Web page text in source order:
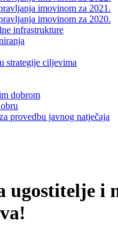
imovinom za 2021.
imovinom za 2020.
infrastrukture
strategije ciljevima
dobrom
provedbu javnog natječaja
ugostitelje